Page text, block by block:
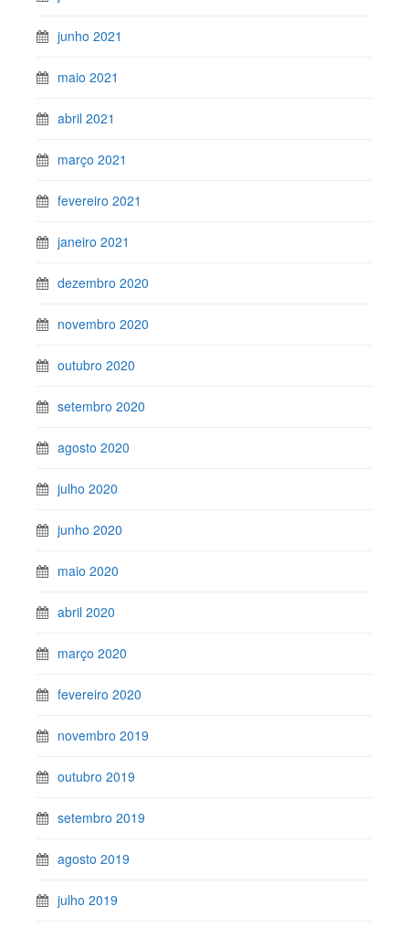
junho 2021
maio 2021
abril 2021
março 2021
fevereiro 2021
janeiro 2021
dezembro 2020
novembro 2020
outubro 2020
setembro 2020
agosto 2020
julho 2020
junho 2020
maio 2020
abril 2020
março 2020
fevereiro 2020
novembro 2019
outubro 2019
setembro 2019
agosto 2019
julho 2019